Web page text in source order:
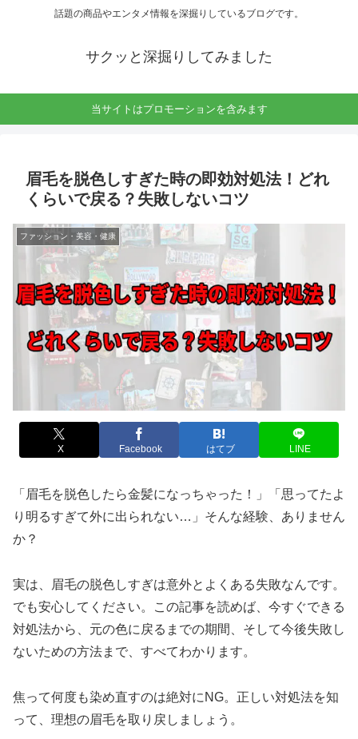
話題の商品やエンタメ情報を深掘りしているブログです。
サクッと深掘りしてみました
当サイトはプロモーションを含みます
眉毛を脱色しすぎた時の即効対処法！どれ
くらいで戻る？失敗しないコツ
ファッション・美容・健康
X Facebook はてブ LINE
「眉毛を脱色したら金髪になっちゃった！」「思ってたよ
り明るすぎて外に出られない…」そんな経験、ありません
か？
実は、眉毛の脱色しすぎは意外とよくある失敗なんです。
でも安心してください。この記事を読めば、今すぐできる
対処法から、元の色に戻るまでの期間、そして今後失敗し
ないための方法まで、すべてわかります。
焦って何度も染め直すのは絶対にNG。正しい対処法を知
って、理想の眉毛を取り戻しましょう。